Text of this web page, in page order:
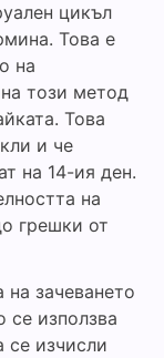
цикъл
Това е
на
този метод
Това
и че
на 14-ия ден.
на
грешки от
на зачеването
се използва
изчисли